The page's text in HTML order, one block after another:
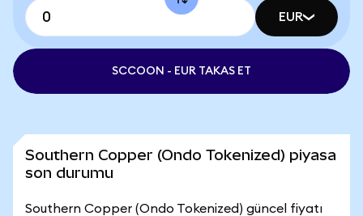
EUR
SCCOON - EUR TAKAS ET
Southern Copper (Ondo Tokenized) piyasa
son durumu
Southern Copper (Ondo Tokenized) güncel fiyatı